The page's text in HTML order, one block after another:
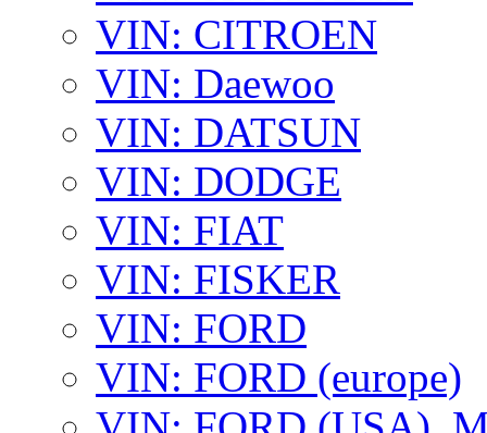
VIN: CITROEN
VIN: Daewoo
VIN: DATSUN
VIN: DODGE
VIN: FIAT
VIN: FISKER
VIN: FORD
VIN: FORD (europe)